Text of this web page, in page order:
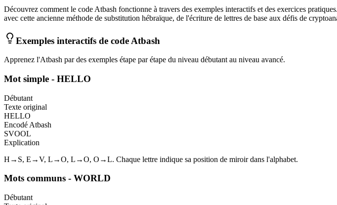
Découvrez comment le code Atbash fonctionne à travers des exemples interactifs et des exercices
avec cette ancienne méthode de substitution hébraïque, de l'écriture de lettres de base aux défis de
Exemples interactifs de code Atbash
Apprenez l'Atbash par des exemples étape par étape du niveau débutant au niveau avancé.
Mot simple - HELLO
Débutant
Texte original
HELLO
Encodé Atbash
SVOOL
Explication
H→S, E→V, L→O, L→O, O→L. Chaque lettre indique sa position de miroir dans l'alphabet.
Mots communs - WORLD
Débutant